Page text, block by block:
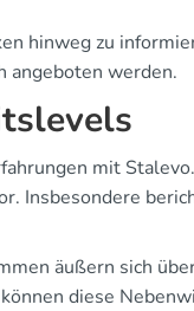
hinweg zu
angeboten werden.
mit
Insbesondere
äußern sich
diese